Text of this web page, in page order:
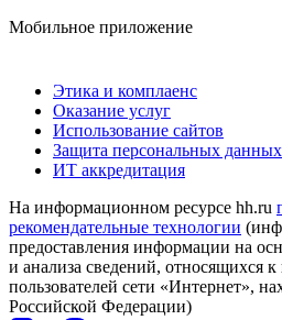
Мобильное приложение
Этика и комплаенс
Оказание услуг
Использование сайтов
Защита персональных данных
ИТ аккредитация
На информационном ресурсе hh.ru
рекомендательные технологии
предоставления информации на
и анализа сведений, относящихся
пользователей сети «Интернет»,
Российской Федерации)